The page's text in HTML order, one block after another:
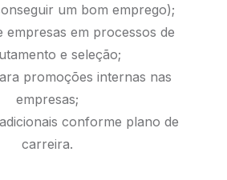
um bom emprego);
empresas em processos de
e seleção;
promoções internas nas
empresas;
conforme plano de
carreira.